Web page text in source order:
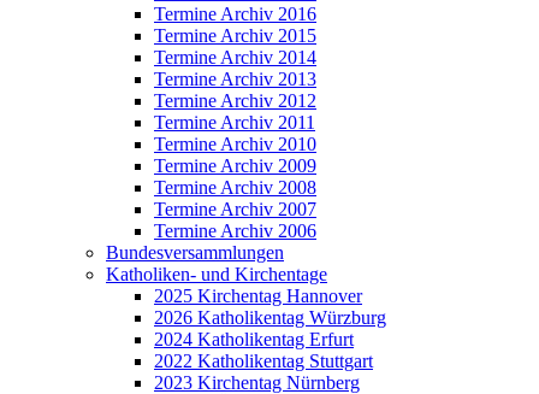
Termine Archiv 2016
Termine Archiv 2015
Termine Archiv 2014
Termine Archiv 2013
Termine Archiv 2012
Termine Archiv 2011
Termine Archiv 2010
Termine Archiv 2009
Termine Archiv 2008
Termine Archiv 2007
Termine Archiv 2006
Bundesversammlungen
Katholiken- und Kirchentage
2025 Kirchentag Hannover
2026 Katholikentag Würzburg
2024 Katholikentag Erfurt
2022 Katholikentag Stuttgart
2023 Kirchentag Nürnberg